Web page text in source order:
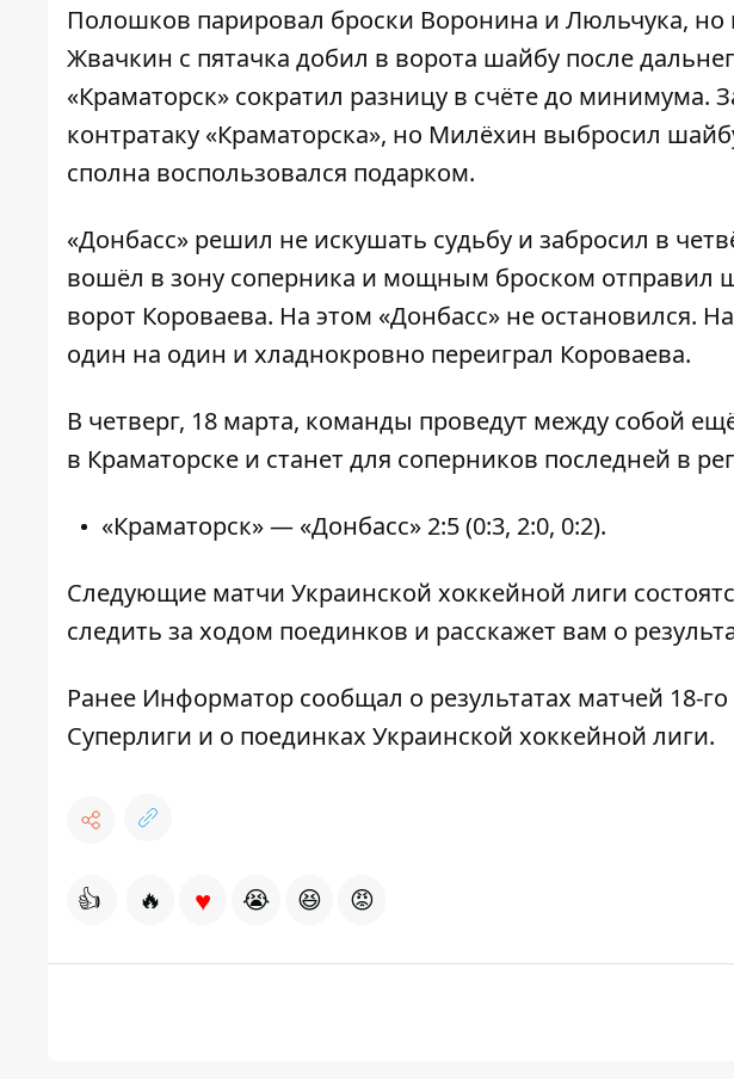
Полошков парировал броски Воронина и Люльчука, но
Жвачкин с пятачка добил в ворота шайбу после
«Краматорск» сократил разницу в счёте до минимума.
контратаку «Краматорска», но Милёхин выбросил
сполна воспользовался подарком.
«Донбасс» решил не искушать судьбу и забросил в
вошёл в зону соперника и мощным броском отправил
ворот Короваева. На этом «Донбасс» не остановился.
один на один и хладнокровно переиграл Короваева.
В четверг, 18 марта, команды проведут между собой
в Краматорске и станет для соперников последней в
«Краматорск» — «Донбасс» 2:5 (0:3, 2:0, 0:2).
Следующие матчи Украинской хоккейной лиги
следить за ходом поединков и расскажет вам о
Ранее Информатор сообщал о результатах матчей 18-
Суперлиги и о поединках Украинской хоккейной лиги.
👍 🔥 ♥ 😭 😆 😡